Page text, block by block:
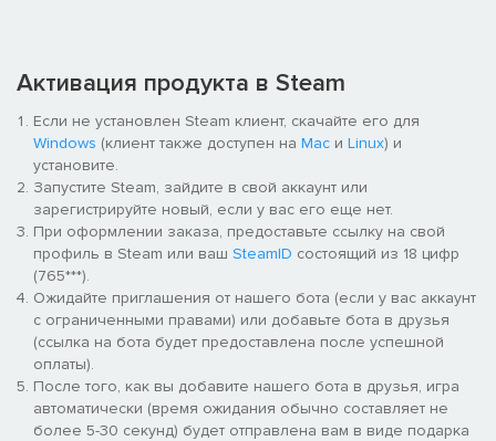
Активация продукта в Steam
Если не установлен Steam клиент, скачайте его для
Windows (клиент также доступен на Mac и Linux) и
установите.
Запустите Steam, зайдите в свой аккаунт или
зарегистрируйте новый, если у вас его еще нет.
При оформлении заказа, предоставьте ссылку на свой
профиль в Steam или ваш SteamID состоящий из 18 цифр
(765***).
Ожидайте приглашения от нашего бота (если у вас аккаунт
с ограниченными правами) или добавьте бота в друзья
(ссылка на бота будет предоставлена после успешной
оплаты).
После того, как вы добавите нашего бота в друзья, игра
автоматически (время ожидания обычно составляет не
более 5-30 секунд) будет отправлена вам в виде подарка